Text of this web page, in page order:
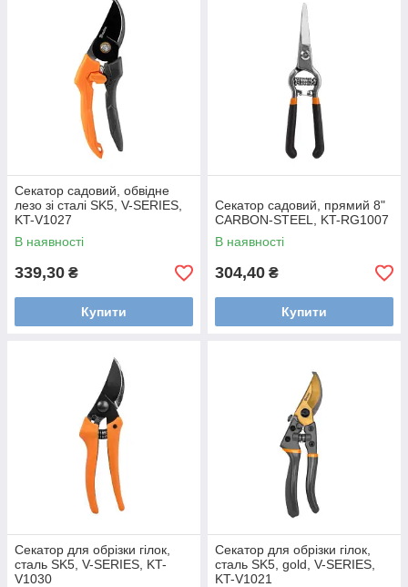
Секатор садовий, обвідне
лезо зі сталі SK5, V-SERIES,
KT-V1027
В наявності
339,30 ₴
Купити
Секатор садовий, прямий 8"
CARBON-STEEL, KT-RG1007
В наявності
304,40 ₴
Купити
Секатор для обрізки гілок,
сталь SK5, V-SERIES, KT-
V1030
Секатор для обрізки гілок,
сталь SK5, gold, V-SERIES,
KT-V1021